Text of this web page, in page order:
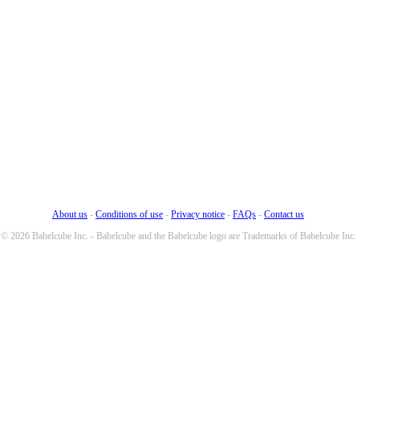
About us - Conditions of use - Privacy notice - FAQs - Contact us
© 2026 Babelcube Inc. - Babelcube and the Babelcube logo are Trademarks of Babelcube Inc.